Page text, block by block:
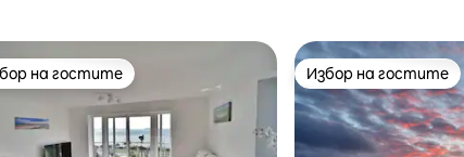
на гостите
на гостите Избор на гостите
Избор на гостите